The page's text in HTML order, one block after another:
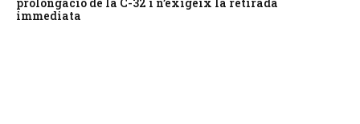
immediata